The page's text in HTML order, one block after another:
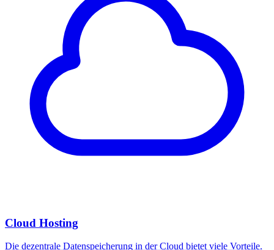
Cloud Hosting
Die dezentrale Datenspeicherung in der Cloud bietet viele Vorteile.